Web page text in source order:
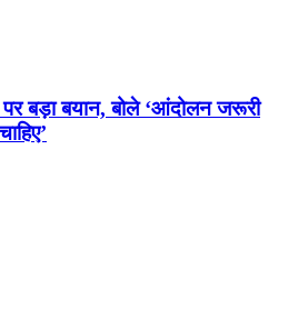
पर बड़ा बयान, बोले ‘आंदोलन जरूरी